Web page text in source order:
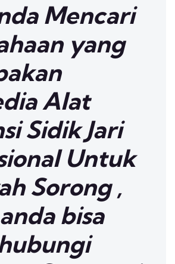
Mencari
yang
Alat
Sidik Jari
Untuk
Sorong ,
bisa